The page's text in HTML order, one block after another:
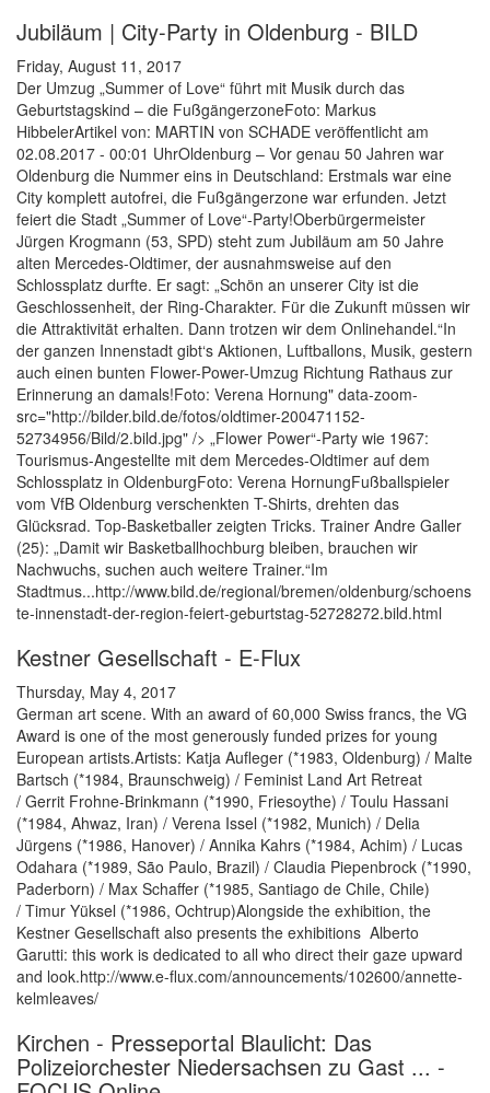
Jubiläum | City-Party in Oldenburg - BILD
Friday, August 11, 2017
Der Umzug „Summer of Love“ führt mit Musik durch das
Geburtstagskind – die FußgängerzoneFoto: Markus
HibbelerArtikel von: MARTIN von SCHADE veröffentlicht am
02.08.2017 - 00:01 UhrOldenburg – Vor genau 50 Jahren war
Oldenburg die Nummer eins in Deutschland: Erstmals war eine
City komplett autofrei, die Fußgängerzone war erfunden. Jetzt
feiert die Stadt „Summer of Love“-Party!Oberbürgermeister
Jürgen Krogmann (53, SPD) steht zum Jubiläum am 50 Jahre
alten Mercedes-Oldtimer, der ausnahmsweise auf den
Schlossplatz durfte. Er sagt: „Schön an unserer City ist die
Geschlossenheit, der Ring-Charakter. Für die Zukunft müssen wir
die Attraktivität erhalten. Dann trotzen wir dem Onlinehandel.“In
der ganzen Innenstadt gibt‘s Aktionen, Luftballons, Musik, gestern
auch einen bunten Flower-Power-Umzug Richtung Rathaus zur
Erinnerung an damals!Foto: Verena Hornung" data-zoom-
src="http://bilder.bild.de/fotos/oldtimer-200471152-
52734956/Bild/2.bild.jpg" /> „Flower Power“-Party wie 1967:
Tourismus-Angestellte mit dem Mercedes-Oldtimer auf dem
Schlossplatz in OldenburgFoto: Verena HornungFußballspieler
vom VfB Oldenburg verschenkten T-Shirts, drehten das
Glücksrad. Top-Basketballer zeigten Tricks. Trainer Andre Galler
(25): „Damit wir Basketballhochburg bleiben, brauchen wir
Nachwuchs, suchen auch weitere Trainer.“Im
Stadtmus...http://www.bild.de/regional/bremen/oldenburg/schoens
te-innenstadt-der-region-feiert-geburtstag-52728272.bild.html
Kestner Gesellschaft - E-Flux
Thursday, May 4, 2017
German art scene. With an award of 60,000 Swiss francs, the VG
Award is one of the most generously funded prizes for young
European artists.Artists: Katja Aufleger (*1983, Oldenburg) / Malte
Bartsch (*1984, Braunschweig) / Feminist Land Art Retreat
/ Gerrit Frohne-Brinkmann (*1990, Friesoythe) / Toulu Hassani
(*1984, Ahwaz, Iran) / Verena Issel (*1982, Munich) / Delia
Jürgens (*1986, Hanover) / Annika Kahrs (*1984, Achim) / Lucas
Odahara (*1989, São Paulo, Brazil) / Claudia Piepenbrock (*1990,
Paderborn) / Max Schaffer (*1985, Santiago de Chile, Chile)
/ Timur Yüksel (*1986, Ochtrup)Alongside the exhibition, the
Kestner Gesellschaft also presents the exhibitions Alberto
Garutti: this work is dedicated to all who direct their gaze upward
and look.http://www.e-flux.com/announcements/102600/annette-
kelmleaves/
Kirchen - Presseportal Blaulicht: Das
Polizeiorchester Niedersachsen zu Gast ... -